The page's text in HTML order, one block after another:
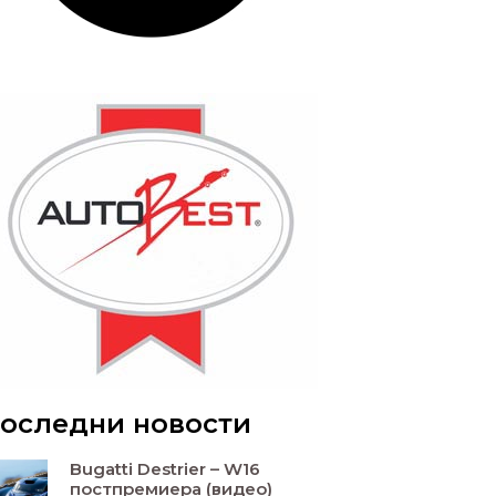
новости
Bugatti Destrier – W16
постпремиера (видео)